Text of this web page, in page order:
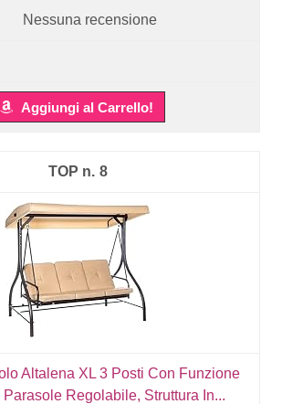
Nessuna recensione
Aggiungi al Carrello!
8
Altalena XL 3 Posti Con Funzione
Parasole Regolabile, Struttura In...